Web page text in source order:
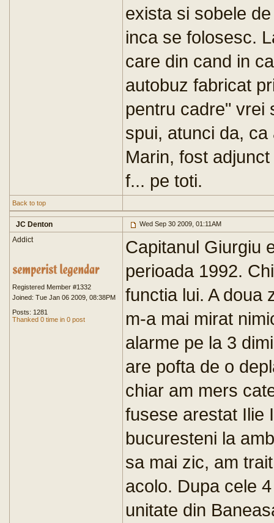
exista si sobele
inca se folosesc.
care din cand in
autobuz fabricat
pentru cadre" vrei
spui, atunci da,
Marin, fost
f... pe toti.
Back to top
JC Denton Wed Sep 30 2009, 01:11AM
Addict
Registered Member #1332
Joined: Tue Jan 06 2009, 08:38PM
Posts: 1281
Thanked 0 time in 0 post
Capitanul Giurgiu
perioada 1992.
functia lui. A doua
m-a mai mirat
alarme pe la 3
are pofta de o
chiar am mers
fusese arestat Ilie
bucuresteni la
sa mai zic, am
acolo. Dupa cele
unitate din